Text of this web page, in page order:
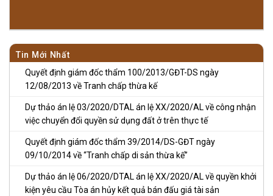
Tin Mới Nhất
Quyết định giám đốc thẩm 100/2013/GĐT-DS ngày
12/08/2013 về Tranh chấp thừa kế
Dự thảo án lệ 03/2020/DTAL án lệ XX/2020/AL về công nhận
việc chuyển đổi quyền sử dụng đất ở trên thực tế
Quyết định giám đốc thẩm 39/2014/DS-GĐT ngày
09/10/2014 về “Tranh chấp di sản thừa kế”
Dự thảo án lệ 06/2020/DTAL án lệ XX/2020/AL về quyền khởi
kiện yêu cầu Tòa án hủy kết quả bán đấu giá tài sản